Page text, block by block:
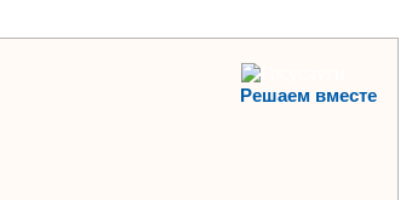
Решаем вместе